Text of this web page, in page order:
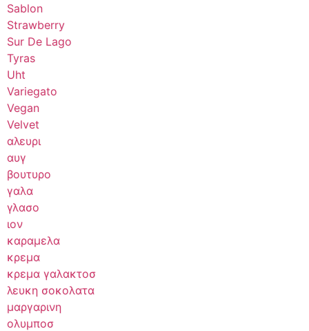
Sablon
Strawberry
Sur De Lago
Tyras
Uht
Variegato
Vegan
Velvet
αλευρι
αυγ
βουτυρο
γαλα
γλασο
ιον
καραμελα
κρεμα
κρεμα γαλακτοσ
λευκη σοκολατα
μαργαρινη
ολυμποσ